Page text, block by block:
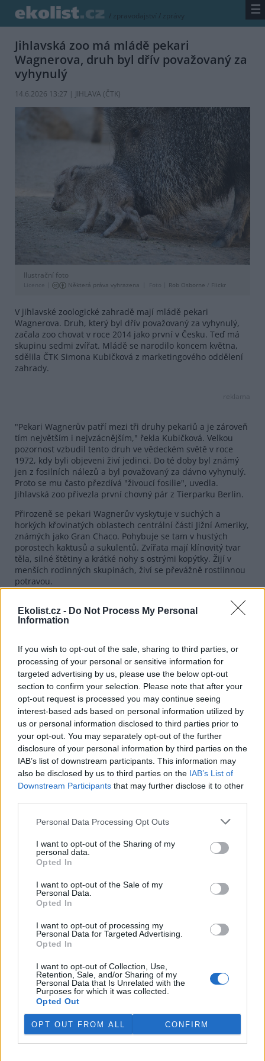
Ekolist.cz - Do Not Process My Personal
Information
If you wish to opt-out of the sale, sharing to third parties, or
processing of your personal or sensitive information for
targeted advertising by us, please use the below opt-out
section to confirm your selection. Please note that after your
opt-out request is processed you may continue seeing
interest-based ads based on personal information utilized by
us or personal information disclosed to third parties prior to
your opt-out. You may separately opt-out of the further
disclosure of your personal information by third parties on the
IAB’s list of downstream participants. This information may
also be disclosed by us to third parties on the IAB’s List of
Downstream Participants that may further disclose it to other
Personal Data Processing Opt Outs
I want to opt-out of the Sharing of my
personal data.
Opted In
I want to opt-out of the Sale of my
Personal Data.
Opted In
I want to opt-out of processing my
Personal Data for Targeted Advertising.
Opted In
I want to opt-out of Collection, Use,
Retention, Sale, and/or Sharing of my
Personal Data that Is Unrelated with the
Purposes for which it was collected.
Opted Out
OPT OUT FROM ALL CONFIRM
/ zpravodajství / zprávy ☰
Jihlavská zoo má mládě pekari
Wagnerova, druh byl dřív považovaný za
vyhynulý
14.6.2026 13:27 | JIHLAVA (ČTK)
Ilustrační foto
Licence | Některá práva vyhrazena Foto | Rob Osborne Flickr
V jihlavské zoologické zahradě mají mládě pekari
Wagnerova. Druh, který byl dřív považovaný za vyhynulý,
začala zoo chovat v roce 2014 jako první v Česku. Teď má
skupinu sedmi zvířat. Mládě se narodilo koncem května,
sdělila ČTK Simona Kubičková z marketingového oddělení
zahrady.
reklama
"Pekari Wagnerův patří mezi tři druhy pekariů a je zároveň
tím největším i nejvzácnějším," řekla Kubičková. Velkou
pozornost vzbudil tento druh ve vědeckém světě v roce
1972, kdy byli objeveni živí jedinci. Do té doby byl známý
jen z fosilních nálezů a byl považovaný za dávno vyhynulý.
Proto se mu často přezdívá "živoucí fosilie", uvedla.
Jihlavská zoo přivezla první chovný pár z Tierparku Berlin.
Přirozeně se pekari Wagnerův vyskytuje v suchých a
horkých křovinatých oblastech centrální části Jižní Ameriky,
známých jako Gran Chaco. Pohybuje se tam v hustých
porostech kaktusů a sukulentů. Zvířata mají klínovitý tvar
těla, silné štětiny a krátké nohy s ostrými kopýtky. Žijí v
menších rodinných skupinách, živí se převážně rostlinnou
potravou.
Jihlavská zoologická zahrada zřizovaná městem chová přes
250 druhů zvířat. Je nejvyhledávanějším turistickým cílem
na Vysočině. Doposud nejvyšší návštěvnost měla v roce
vystřídalo 347.000 lidí, což byla třetí nejvyšší návštěvnost v
historii zahrady.
reklama
tisknout
BEZK využívá agenturní zpravodajství ČTK, která si vyhrazuje
veškerá práva. Publikování nebo další šíření obsahu ze zdrojů ČTK
je výslovně zakázáno bez předchozího písemného souhlasu ze
strany ČTK.
Dále čtěte |